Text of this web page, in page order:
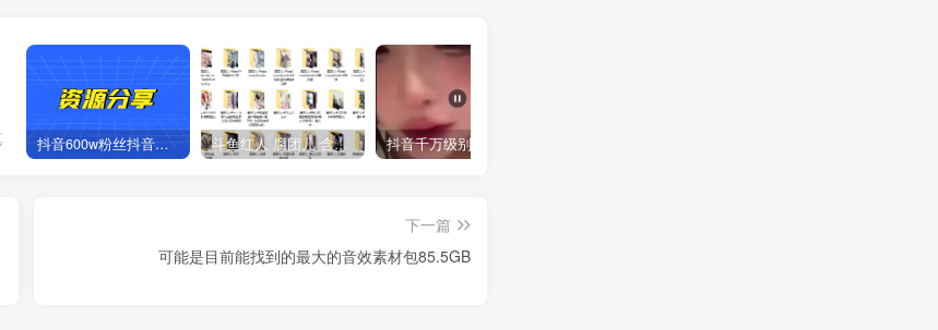
抖音600w粉丝抖音网红痞幼一手资料 877P 500M 含私拍 斗鱼红人 腐团儿 含付费 大尺写真 32套
下一篇
可能是目前能找到的最大的音效素材包85.5GB